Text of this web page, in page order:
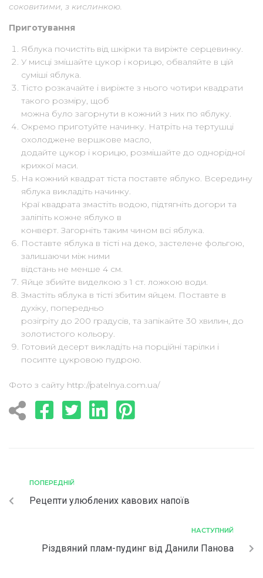
соковитими, з кислинкою.
Приготування
Яблука почистіть від шкірки та виріжте серцевинку.
У мисці змішайте цукор і корицю, обваляйте в цій
суміші яблука.
Тісто розкачайте і виріжте з нього чотири квадрати
такого розміру, щоб
можна було загорнути в кожний з них по яблуку.
Окремо приготуйте начинку. Натріть на тертушці
охолоджене вершкове масло,
додайте цукор і корицю, розмішайте до однорідної
крихкої маси.
На кожний квадрат тіста поставте яблуко. Всередину
яблука викладіть начинку.
Краї квадрата змастіть водою, підтягніть догори та
заліпіть кожне яблуко в
конверт. Загорніть таким чином всі яблука.
Поставте яблука в тісті на деко, застелене фольгою,
залишаючи між ними
відстань не менше 4 см.
Яйце збийте виделкою з 1 ст. ложкою води.
Змастіть яблука в тісті збитим яйцем. Поставте в
духіку, попередньо
розігріту до 200 градусів, та запікайте 30 хвилин, до
золотистого кольору.
Готовий десерт викладіть на порційні тарілки і
посипте цукровою пудрою.
Фото з сайту http://patelnya.com.ua/
ПОПЕРЕДНІЙ
Рецепти улюблених кавових напоїв
НАСТУПНИЙ
Різдвяний плам-пудинг від Данили Панова